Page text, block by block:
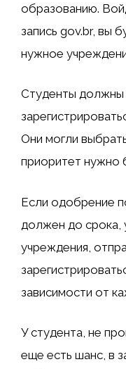
образованию.
запись gov.br, вы
нужное
Студенты должны
Они могли
приоритет нужно
Если одобрение
должен до срока,
учреждения,
зависимости от
У студента, не
еще есть шанс, в